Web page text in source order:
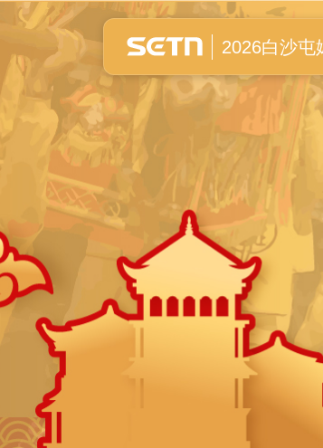
白沙屯媽祖進香全紀錄
2026白沙屯